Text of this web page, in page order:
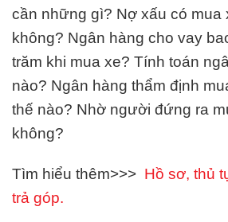
cần những gì? Nợ xấu có mua
không? Ngân hàng cho vay
trăm khi mua xe? Tính toán
nào? Ngân hàng thẩm định
thế nào? Nhờ người đứng ra
không?
Tìm hiểu thêm>>> Hồ sơ, thủ
trả góp.